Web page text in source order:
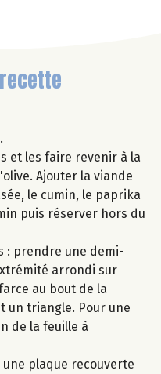
recette
et les faire revenir à la
Ajouter la viande
le cumin, le paprika
puis réserver hors du
: prendre une demi-
arrondi sur
au bout de la
un triangle. Pour une
de la feuille à
une plaque recouverte